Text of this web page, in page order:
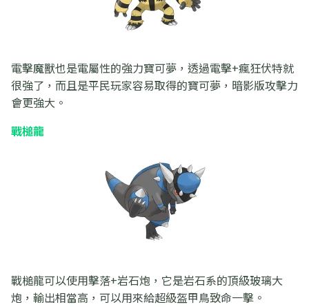
電擊魔獸也是電屬性的強力寶可夢，透過電擊+瘋狂伏特就
很強了，而且是平民玩家容易取得的寶可夢，暗影版攻擊力
會更強大。
戰槌龍
戰槌龍可以使用擊落+岩石炮，它是岩石系的頂級玻璃大
炮，輸出相當高，可以用來給超級盔甲鳥致命一擊。